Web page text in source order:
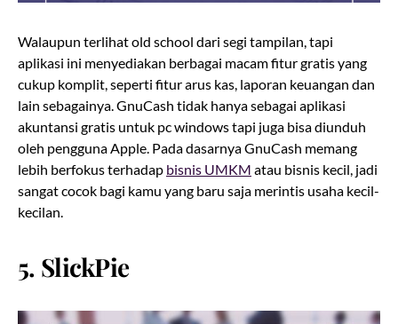
Walaupun terlihat old school dari segi tampilan, tapi
aplikasi ini menyediakan berbagai macam fitur gratis yang
cukup komplit, seperti fitur arus kas, laporan keuangan dan
lain sebagainya. GnuCash tidak hanya sebagai aplikasi
akuntansi gratis untuk pc windows tapi juga bisa diunduh
oleh pengguna Apple. Pada dasarnya GnuCash memang
lebih berfokus terhadap bisnis UMKM atau bisnis kecil, jadi
sangat cocok bagi kamu yang baru saja merintis usaha kecil-
kecilan.
5. SlickPie